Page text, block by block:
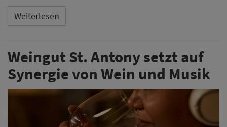
Weiterlesen
Weingut St. Antony setzt auf
Synergie von Wein und Musik